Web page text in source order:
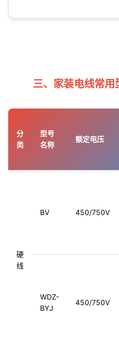
三、家装电线常
分
类
型号
名称
额定电压
硬
线
BV 450/750V
WDZ-
BYJ
450/750V